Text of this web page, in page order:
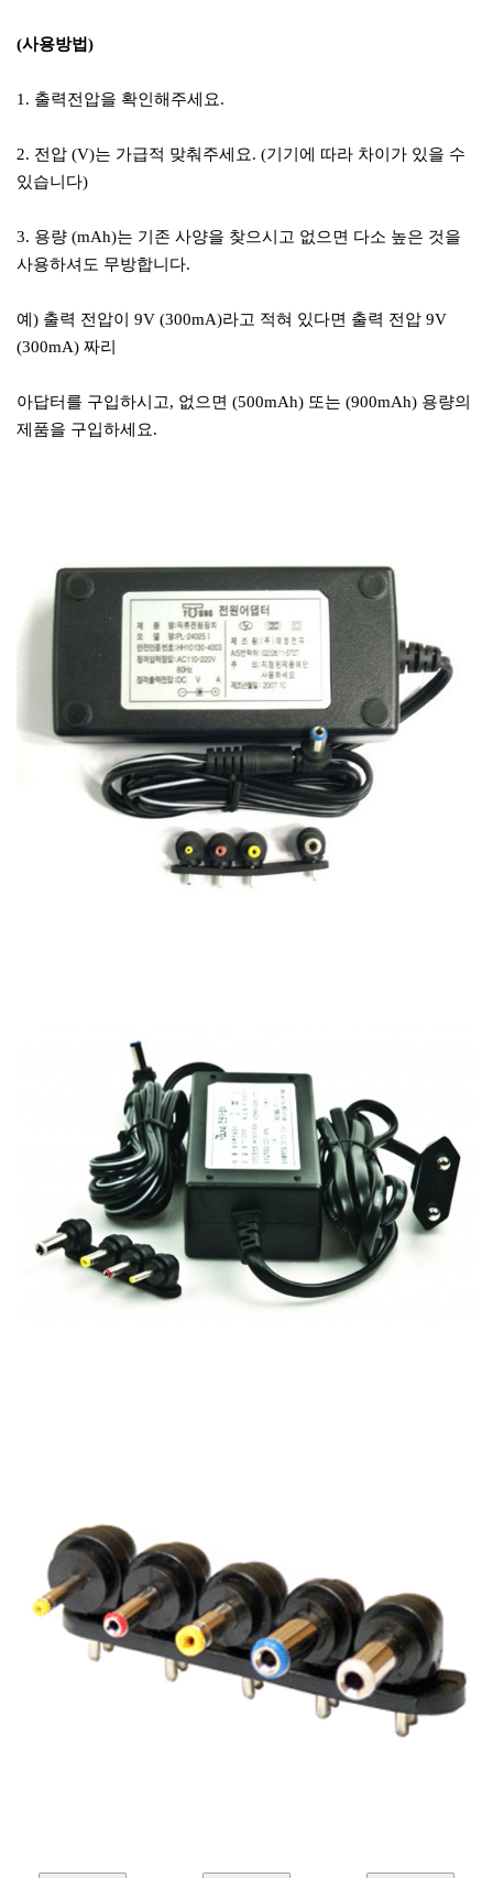
(사용방법)
1. 출력전압을 확인해주세요.
2. 전압 (V)는 가급적 맞춰주세요. (기기에 따라 차이가 있을 수
있습니다)
3. 용량 (mAh)는 기존 사양을 찾으시고 없으면 다소 높은 것을
사용하셔도 무방합니다.
예) 출력 전압이 9V (300mA)라고 적혀 있다면 출력 전압 9V
(300mA) 짜리
아답터를 구입하시고, 없으면 (500mAh) 또는 (900mAh) 용량의
제품을 구입하세요.